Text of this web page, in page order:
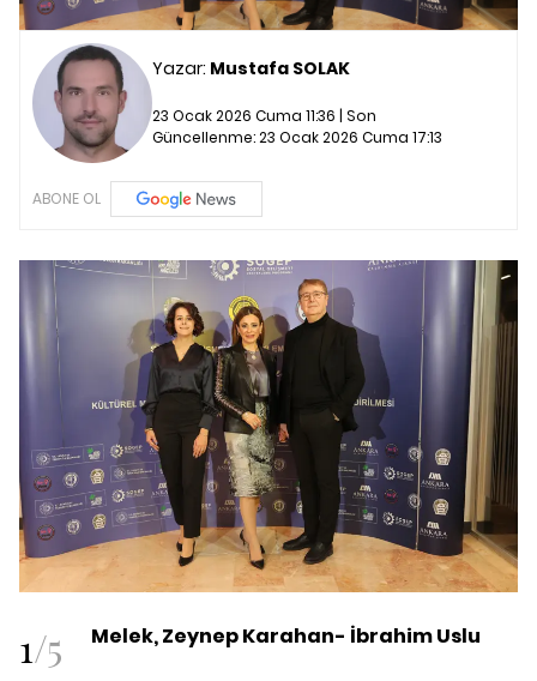
Yazar: Mustafa SOLAK
23 Ocak 2026 Cuma 11:36 | Son
Güncellenme:23 Ocak 2026 Cuma 17:13
ABONE OL
1/5 Melek, Zeynep Karahan- İbrahim Uslu